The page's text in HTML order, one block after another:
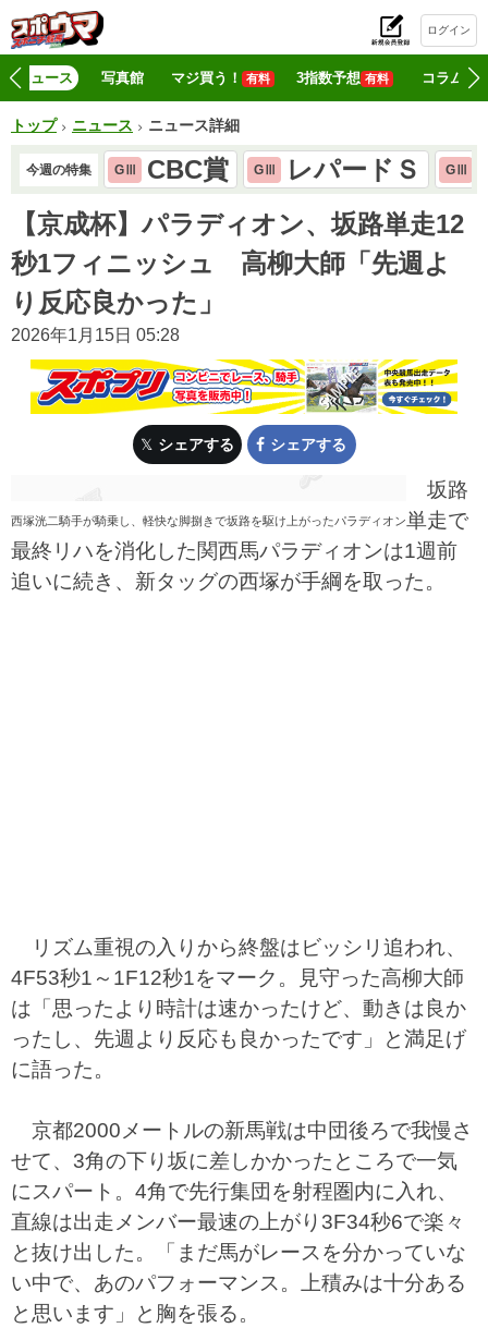
ログイン
ニュース 写真館 マジ買う！ 有料 3指数予想 有料 コラム
トップ ニュース ニュース詳細
今週の特集 GⅢ CBC賞 GⅢ レパードＳ GⅢ
【京成杯】パラディオン、坂路単走12
秒1フィニッシュ 高柳大師「先週よ
り反応良かった」
2026年1月15日 05:28
シェアする シェアする
西塚洸二騎手が騎乗し、軽快な脚捌きで坂路を駆け上がったパラディオン
坂路
単走で
最終リハを消化した関西馬パラディオンは1週前
追いに続き、新タッグの西塚が手綱を取った。
リズム重視の入りから終盤はビッシリ追われ、
4F53秒1～1F12秒1をマーク。見守った高柳大師
は「思ったより時計は速かったけど、動きは良か
ったし、先週より反応も良かったです」と満足げ
に語った。
京都2000メートルの新馬戦は中団後ろで我慢さ
せて、3角の下り坂に差しかかったところで一気
にスパート。4角で先行集団を射程圏内に入れ、
直線は出走メンバー最速の上がり3F34秒6で楽々
と抜け出した。「まだ馬がレースを分かっていな
い中で、あのパフォーマンス。上積みは十分ある
と思います」と胸を張る。